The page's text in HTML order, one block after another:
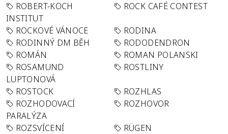
ROBERT-KOCH
INSTITUT
ROCK CAFÉ CONTEST
ROCKOVÉ VÁNOCE
RODINA
RODINNÝ DM BĚH
RODODENDRON
ROMÁN
ROMAN POLANSKI
ROSAMUND
LUPTONOVÁ
ROSTLINY
ROSTOCK
ROZHLAS
ROZHODOVACÍ
PARALÝZA
ROZHOVOR
ROZSVÍCENÍ
RÜGEN